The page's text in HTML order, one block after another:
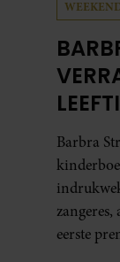
Barbra
eerste